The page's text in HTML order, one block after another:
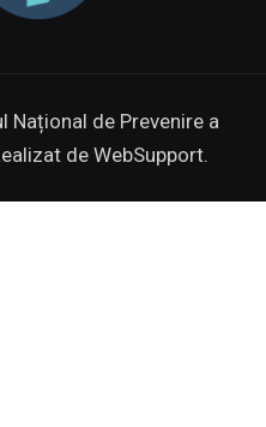
de Prevenire a
de WebSupport.